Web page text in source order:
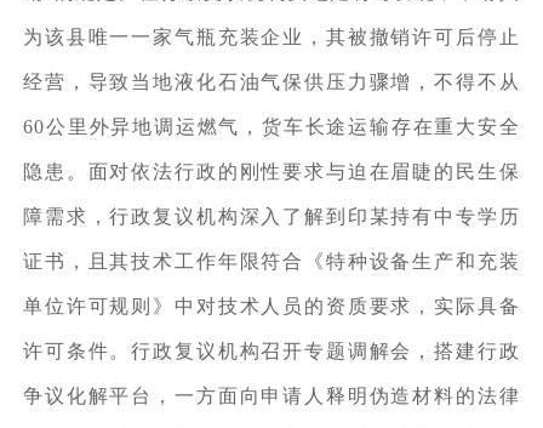
为该县唯一一家气瓶充装企业，其被撤销许可后停止
经营，导致当地液化石油气保供压力骤增，不得不从
60公里外异地调运燃气，货车长途运输存在重大安全
隐患。面对依法行政的刚性要求与迫在眉睫的民生保
障需求，行政复议机构深入了解到印某持有中专学历
证书，且其技术工作年限符合《特种设备生产和充装
单位许可规则》中对技术人员的资质要求，实际具备
许可条件。行政复议机构召开专题调解会，搭建行政
争议化解平台，一方面向申请人释明伪造材料的法律